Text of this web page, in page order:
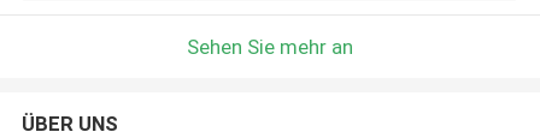
Sehen Sie mehr an
ÜBER UNS